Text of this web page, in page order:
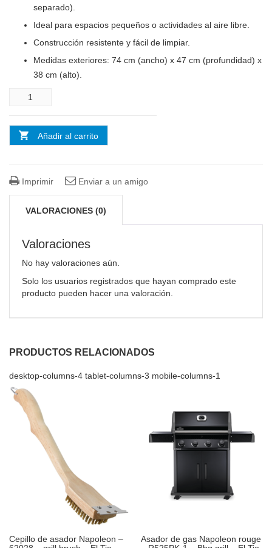
separado).
Ideal para espacios pequeños o actividades al aire libre.
Construcción resistente y fácil de limpiar.
Medidas exteriores: 74 cm (ancho) x 47 cm (profundidad) x
38 cm (alto).
Cantidad
Añadir al carrito
Imprimir Enviar a un amigo
VALORACIONES (0)
Valoraciones
No hay valoraciones aún.
Solo los usuarios registrados que hayan comprado este
producto pueden hacer una valoración.
PRODUCTOS RELACIONADOS
desktop-columns-4 tablet-columns-3 mobile-columns-1
Cepillo de asador Napoleon –
Asador de gas Napoleon rouge